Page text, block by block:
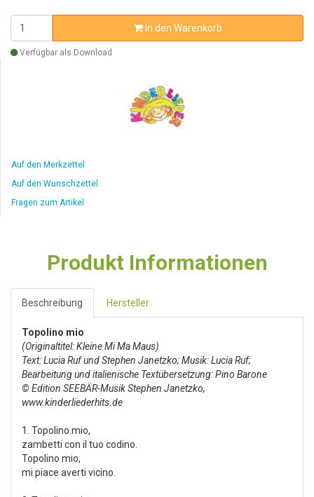
In den Warenkorb
Verfügbar als Download
Auf den Merkzettel
Auf den Wunschzettel
Fragen zum Artikel
Produkt Informationen
Beschreibung Hersteller
Topolino mio
(Originaltitel: Kleine Mi Ma Maus)
Text: Lucia Ruf und Stephen Janetzko; Musik: Lucia Ruf;
Bearbeitung und italienische Textübersetzung: Pino Barone
© Edition SEEBÄR-Musik Stephen Janetzko,
www.kinderliederhits.de
1. Topolino mio,
zambetti con il tuo codino.
Topolino mio,
mi piace averti vicino.